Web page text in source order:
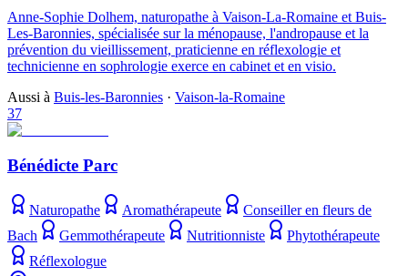
Anne-Sophie Dolhem, naturopathe à Vaison-La-Romaine et Buis-
Les-Baronnies, spécialisée sur la ménopause, l'andropause et la
prévention du vieillissement, praticienne en réflexologie et
technicienne en sophrologie exerce en cabinet et en visio.
Aussi à Buis-les-Baronnies · Vaison-la-Romaine
37
Bénédicte Parc
Naturopathe Aromathérapeute
Conseiller en fleurs de
Bach
Gemmothérapeute Nutritionniste
Phytothérapeute
Réflexologue